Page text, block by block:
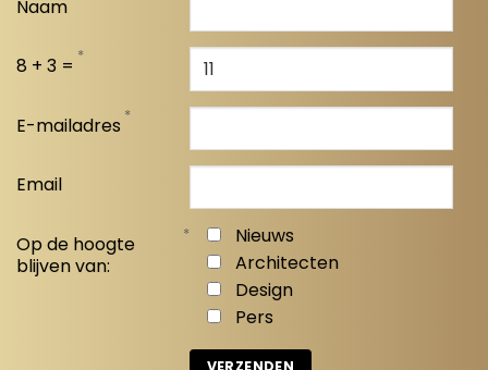
Naam
8 + 3 = *
E-mailadres *
Email
Op de hoogte
blijven van:
*
Nieuws
Architecten
Design
Pers